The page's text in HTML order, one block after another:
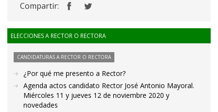
Compartir:
ELECCIONES A RECTOR O RECTORA
CANDIDATURAS A RECTOR O RECTORA
¿Por qué me presento a Rector?
Agenda actos candidato Rector José Antonio Mayoral.
Miércoles 11 y jueves 12 de noviembre 2020 y
novedades